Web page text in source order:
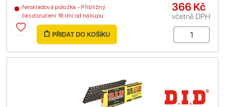
Neskladová položka - Přibližný
čas doručení 16 dní od nákupu
366 Kč
včetně DPH
PŘIDAT DO KOŠÍKU